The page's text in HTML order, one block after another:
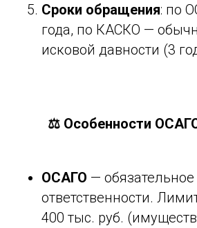
Сроки обращения: по
года, по КАСКО —
исковой давности (3
⚖️ Особенности
ОСАГО —
ответственности.
400 тыс. руб.